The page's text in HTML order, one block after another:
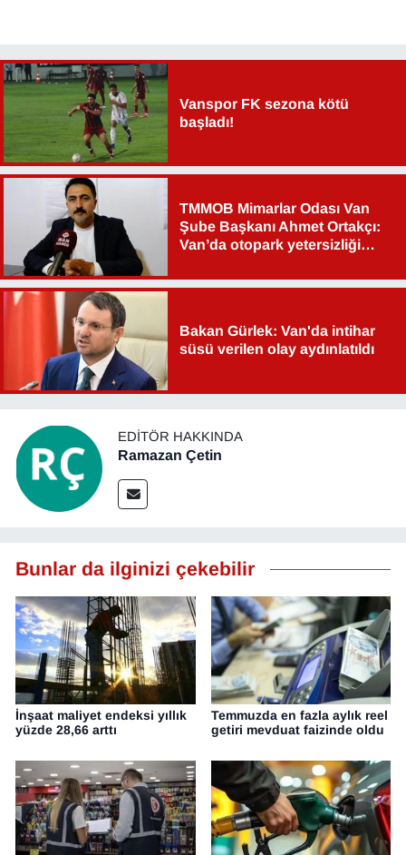
Vanspor FK sezona kötü
başladı!
TMMOB Mimarlar Odası Van
Şube Başkanı Ahmet Ortakçı:
Van’da otopark yetersizliği
Bakan Gürlek: Van'da intihar
süsü verilen olay aydınlatıldı
EDITÖR HAKKINDA
Ramazan Çetin
Bunlar da ilginizi çekebilir
İnşaat maliyet endeksi yıllık
yüzde 28,66 arttı
Temmuzda en fazla aylık reel
getiri mevduat faizinde oldu
YEREL